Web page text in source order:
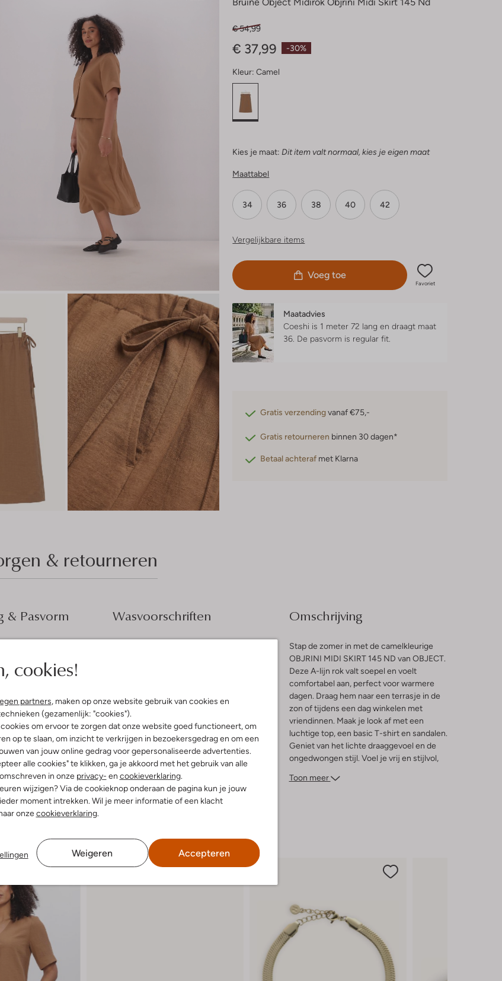
cookies!
partners, maken op onze website gebruik van cookies en
(gezamenlijk: "cookies").
om ervoor te zorgen dat onze website goed functioneert, om
op te slaan, om inzicht te verkrijgen in bezoekersgedrag en om een
van jouw online gedrag voor gepersonaliseerde advertenties.
alle cookies" te klikken, ga je akkoord met het gebruik van alle
in onze privacy- en cookieverklaring.
wijzigen? Via de cookieknop onderaan de pagina kun je jouw
moment intrekken. Wil je meer informatie of een klacht
onzecookieverklaring.
Weigeren Accepteren
-30%
€ 54,99
€ 37,99
Kleur: Camel
Kies je maat: Dit item valt normaal, kies je eigen maat
Maattabel
34 36 38 40 42
Vergelijkbare items
Voeg toe
Favoriet
Maatadvies
Coeshi is 1 meter 72 lang en draagt maat
36. De pasvorm is regular fit
Gratis verzendingvanaf €75,-
Gratis retourneren binnen 30 dagen*
Betaal achteraf met Klarna
& retourneren
& Pasvorm Wasvoorschriften
Gewone chemische reiniging
Omschrijving
Stap de zomer in met de camelkleurige
OBJRINI MIDI SKIRT 145 ND van OBJECT.
Deze A-lijn rok valt soepel en voelt
comfortabel aan, perfect voor warmere
dagen. Draag hem naar een terrasje in de
zon of tijdens een dag winkelen met
vriendinnen. Maak je look af met een
luchtige top, een basic T-shirt en sandalen.
Geniet van het lichte draaggevoel en de
ongedwongen stijl. Voel je vrij en stijlvol,
Toon meer